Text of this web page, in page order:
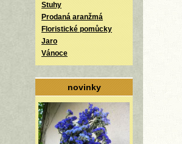
Stuhy
Prodaná aranžmá
Floristické pomůcky
Jaro
Vánoce
novinky